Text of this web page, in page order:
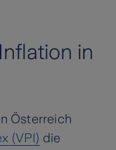
in
Österreich
(VPI) die